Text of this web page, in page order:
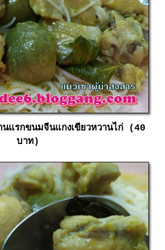
แรกขนมจีนแกงเขียวหวานไก่ (40
บาท)